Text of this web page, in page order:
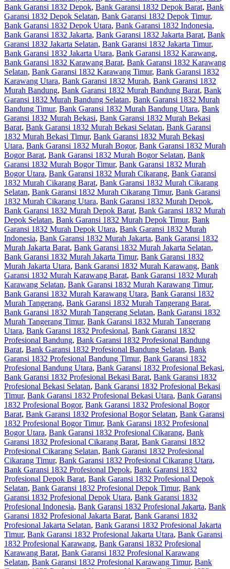
Bank Garansi 1832 Depok, Bank Garansi 1832 Depok Barat, Bank
Garansi 1832 Depok Selatan, Bank Garansi 1832 Depok Timur,
Bank Garansi 1832 Depok Utara, Bank Garansi 1832 Indonesia,
Bank Garansi 1832 Jakarta, Bank Garansi 1832 Jakarta Barat, Bank
Garansi 1832 Jakarta Selatan, Bank Garansi 1832 Jakarta Timur,
Bank Garansi 1832 Jakarta Utara, Bank Garansi 1832 Karawang,
Bank Garansi 1832 Karawang Barat, Bank Garansi 1832 Karawang
Selatan, Bank Garansi 1832 Karawang Timur, Bank Garansi 1832
Karawang Utara, Bank Garansi 1832 Murah, Bank Garansi 1832
Murah Bandung, Bank Garansi 1832 Murah Bandung Barat, Bank
Garansi 1832 Murah Bandung Selatan, Bank Garansi 1832 Murah
Bandung Timur, Bank Garansi 1832 Murah Bandung Utara, Bank
Garansi 1832 Murah Bekasi, Bank Garansi 1832 Murah Bekasi
Barat, Bank Garansi 1832 Murah Bekasi Selatan, Bank Garansi
1832 Murah Bekasi Timur, Bank Garansi 1832 Murah Bekasi
Utara, Bank Garansi 1832 Murah Bogor, Bank Garansi 1832 Murah
Bogor Barat, Bank Garansi 1832 Murah Bogor Selatan, Bank
Garansi 1832 Murah Bogor Timur, Bank Garansi 1832 Murah
Bogor Utara, Bank Garansi 1832 Murah Cikarang, Bank Garansi
1832 Murah Cikarang Barat, Bank Garansi 1832 Murah Cikarang
Selatan, Bank Garansi 1832 Murah Cikarang Timur, Bank Garansi
1832 Murah Cikarang Utara, Bank Garansi 1832 Murah Depok,
Bank Garansi 1832 Murah Depok Barat, Bank Garansi 1832 Murah
Depok Selatan, Bank Garansi 1832 Murah Depok Timur, Bank
Garansi 1832 Murah Depok Utara, Bank Garansi 1832 Murah
Indonesia, Bank Garansi 1832 Murah Jakarta, Bank Garansi 1832
Murah Jakarta Barat, Bank Garansi 1832 Murah Jakarta Selatan,
Bank Garansi 1832 Murah Jakarta Timur, Bank Garansi 1832
Murah Jakarta Utara, Bank Garansi 1832 Murah Karawang, Bank
Garansi 1832 Murah Karawang Barat, Bank Garansi 1832 Murah
Karawang Selatan, Bank Garansi 1832 Murah Karawang Timur,
Bank Garansi 1832 Murah Karawang Utara, Bank Garansi 1832
Murah Tangerang, Bank Garansi 1832 Murah Tangerang Barat,
Bank Garansi 1832 Murah Tangerang Selatan, Bank Garansi 1832
Murah Tangerang Timur, Bank Garansi 1832 Murah Tangerang
Utara, Bank Garansi 1832 Profesional, Bank Garansi 1832
Profesional Bandung, Bank Garansi 1832 Profesional Bandung
Barat, Bank Garansi 1832 Profesional Bandung Selatan, Bank
Garansi 1832 Profesional Bandung Timur, Bank Garansi 1832
Profesional Bandung Utara, Bank Garansi 1832 Profesional Bekasi,
Bank Garansi 1832 Profesional Bekasi Barat, Bank Garansi 1832
Profesional Bekasi Selatan, Bank Garansi 1832 Profesional Bekasi
Timur, Bank Garansi 1832 Profesional Bekasi Utara, Bank Garansi
1832 Profesional Bogor, Bank Garansi 1832 Profesional Bogor
Barat, Bank Garansi 1832 Profesional Bogor Selatan, Bank Garansi
1832 Profesional Bogor Timur, Bank Garansi 1832 Profesional
Bogor Utara, Bank Garansi 1832 Profesional Cikarang, Bank
Garansi 1832 Profesional Cikarang Barat, Bank Garansi 1832
Profesional Cikarang Selatan, Bank Garansi 1832 Profesional
Cikarang Timur, Bank Garansi 1832 Profesional Cikarang Utara,
Bank Garansi 1832 Profesional Depok, Bank Garansi 1832
Profesional Depok Barat, Bank Garansi 1832 Profesional Depok
Selatan, Bank Garansi 1832 Profesional Depok Timur, Bank
Garansi 1832 Profesional Depok Utara, Bank Garansi 1832
Profesional Indonesia, Bank Garansi 1832 Profesional Jakarta, Bank
Garansi 1832 Profesional Jakarta Barat, Bank Garansi 1832
Profesional Jakarta Selatan, Bank Garansi 1832 Profesional Jakarta
Timur, Bank Garansi 1832 Profesional Jakarta Utara, Bank Garansi
1832 Profesional Karawang, Bank Garansi 1832 Profesional
Karawang Barat, Bank Garansi 1832 Profesional Karawang
Selatan, Bank Garansi 1832 Profesional Karawang Timur, Bank